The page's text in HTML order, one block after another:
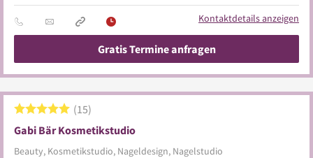
Kontaktdetails anzeigen
Gratis Termine anfragen
Gabi Bär Kosmetikstudio
Beauty, Kosmetikstudio, Nageldesign, Nagelstudio
15